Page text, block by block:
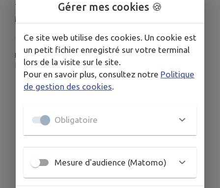
Téléphone : 03 89 73 23 23
Mél :
PLUS D'INFORMATIONS
http://www.ribeauville-riquewihr.com
Gérer mes cookies 🍪
Ce site web utilise des cookies. Un cookie est
un petit fichier enregistré sur votre terminal
lors de la visite sur le site.
Pour en savoir plus, consultez notre Politique
de gestion des cookies
Obligatoire
Mesure d'audience (Matomo)